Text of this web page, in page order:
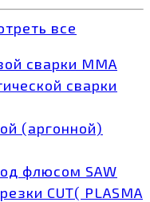
все
сварки MMA
сварки
(аргонной)
флюсом SAW
CUT( PLASMA